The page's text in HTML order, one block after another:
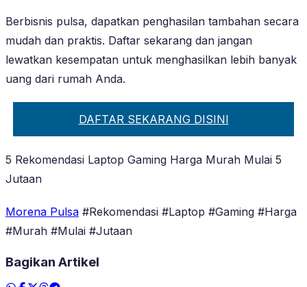
Berbisnis pulsa, dapatkan penghasilan tambahan secara
mudah dan praktis. Daftar sekarang dan jangan
lewatkan kesempatan untuk menghasilkan lebih banyak
uang dari rumah Anda.
DAFTAR SEKARANG DISINI
5 Rekomendasi Laptop Gaming Harga Murah Mulai 5
Jutaan
Morena Pulsa #Rekomendasi #Laptop #Gaming #Harga
#Murah #Mulai #Jutaan
Bagikan Artikel